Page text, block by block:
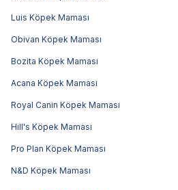
Luis Köpek Maması
Obivan Köpek Maması
Bozita Köpek Maması
Acana Köpek Maması
Royal Canin Köpek Maması
Hill's Köpek Maması
Pro Plan Köpek Maması
N&D Köpek Maması